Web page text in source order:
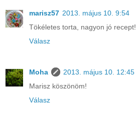
marisz57 2013. május 10. 9:54
Tökéletes torta, nagyon jó recept!
Válasz
Moha
2013. május 10. 12:45
Marisz köszönöm!
Válasz